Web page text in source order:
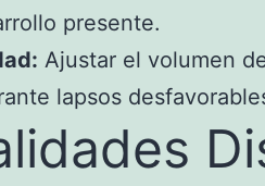
presente.
Ajustar el volumen
lapsos